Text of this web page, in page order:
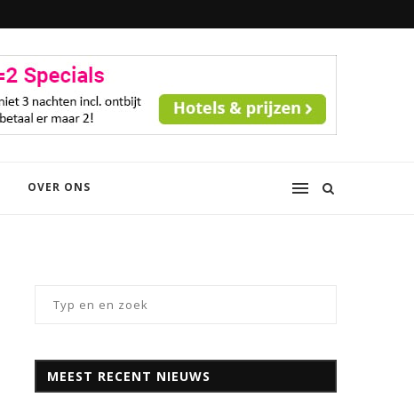
OVER ONS
MEEST RECENT NIEUWS